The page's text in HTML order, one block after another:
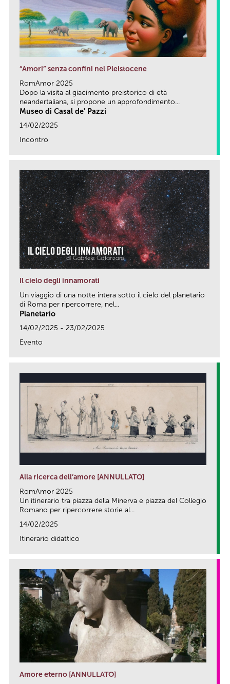
“Amori” senza confini nel Pleistocene
RomAmor 2025
Dopo la visita al giacimento preistorico di età
neandertaliana, si propone un approfondimento...
Museo di Casal de' Pazzi
14/02/2025
Incontro
Il cielo degli innamorati
Un viaggio di una notte intera sotto il cielo del planetario
di Roma per ripercorrere, nel...
Planetario
14/02/2025 - 23/02/2025
Evento
Alla ricerca dell’amore [ANNULLATO]
RomAmor 2025
Un itinerario tra piazza della Minerva e piazza del Collegio
Romano per ripercorrere storie al...
14/02/2025
Itinerario didattico
Amore eterno [ANNULLATO]